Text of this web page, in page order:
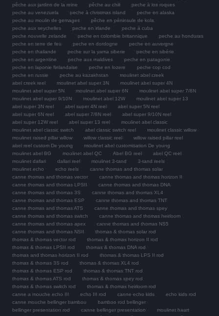
pêche aux jardins de la reine
pêche au chili
peche à los roques
peche au venezuela
peche à christmas island
peche en alaska
peche au moulin de gemages
pêche en péninsule de kola
peche aux seychelles
peche en irlande
peche à cuba
peche nouvelle zelande
peche en colombie britannique
peche au honduras
peche en terre de feu
peche en dordogne
peche en auvergne
peche en thailande
peche sur la yama siberie
peche en sibérie
peche en argentine
peche aux maldives
peche en patagonie
peche en laponie finlandaise
peche en lozere
peche cop cod
peche en russie
peche au kazakhstan
moulinet abel creek
abel creek reel
moulinet abel super 3N
moulinet abel super 4N
moulinet abel super 5N
moulinet abel super 6N
moulinet abel super 7/8N
moulinet abel super 9/10N
moulinet abel 12W
moulinet abel super 13
abel super 3N reel
abel super 4N reel
abel super 5N reel
abel super 6N reel
abel super 7/8N reel
abel super 9/10N reel
abel super 12W reel
abel super 13 reel
moulinet abel classic
moulinet abel classic switch
abel classic switch reel
moulinet classic willow
moulinet raised pillar willow
willow classic reel
willow raised pillar reel
abel reel custom De young
moulinet abel customisation De young
moulinet abel BG
moulinet abel QC Abel BG reel
abel QC reel
moulinet dallari
dallari reel moulinet 3-tand
3-tand reels
moulinet echo
echo reels
canne thomas and thomas solar
canne thomas and thomas vector
canne thomas and thomas horizon II
canne thomas and thomas LPSII
canne thomas and thomas DNA
canne thomas and thomas 3S
canne thomas and thomas XL4
canne thomas and thomas ESP
canne thomas and thomas TNT
canne thomas and thomas ATS
canne thomas and thomas spey
canne thomas and thomas switch
canne thomas and thomas heirloom
canne thomas and thomas apex
canne thomas and thomas NS5
canne thomas and thomas NSII
thomas & thomas solar rod
thomas & thomas vector rod
thomas & thomas horizon II rod
thomas & thomas LPSII rod
thomas & thomas DNA rod
thomas and thomas horizon II rod
thomas & thomas LPS II rod
thomas & thomas 3S rod
thomas & thomas XL4 rod
thomas & thomas ESP rod
thomas & thomas TNT rod
thomas & thomas ATS rod
thomas & thomas spey rod
thomas & thomas switch rod
thomas & thomas heirloom rod
canne a mouche echo III
echo III rod canne echo kids
echo kids rod
canne mouche bellinger bambou
bamboo rod bellinger
bellinger presentation rod
canne bellinger presentation
moulinet haart